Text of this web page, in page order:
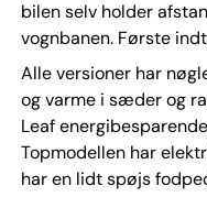
bilen selv holder
vognbanen. Første
Alle versioner har
og varme i sæder og
Leaf
Topmodellen har
har en lidt spøjs